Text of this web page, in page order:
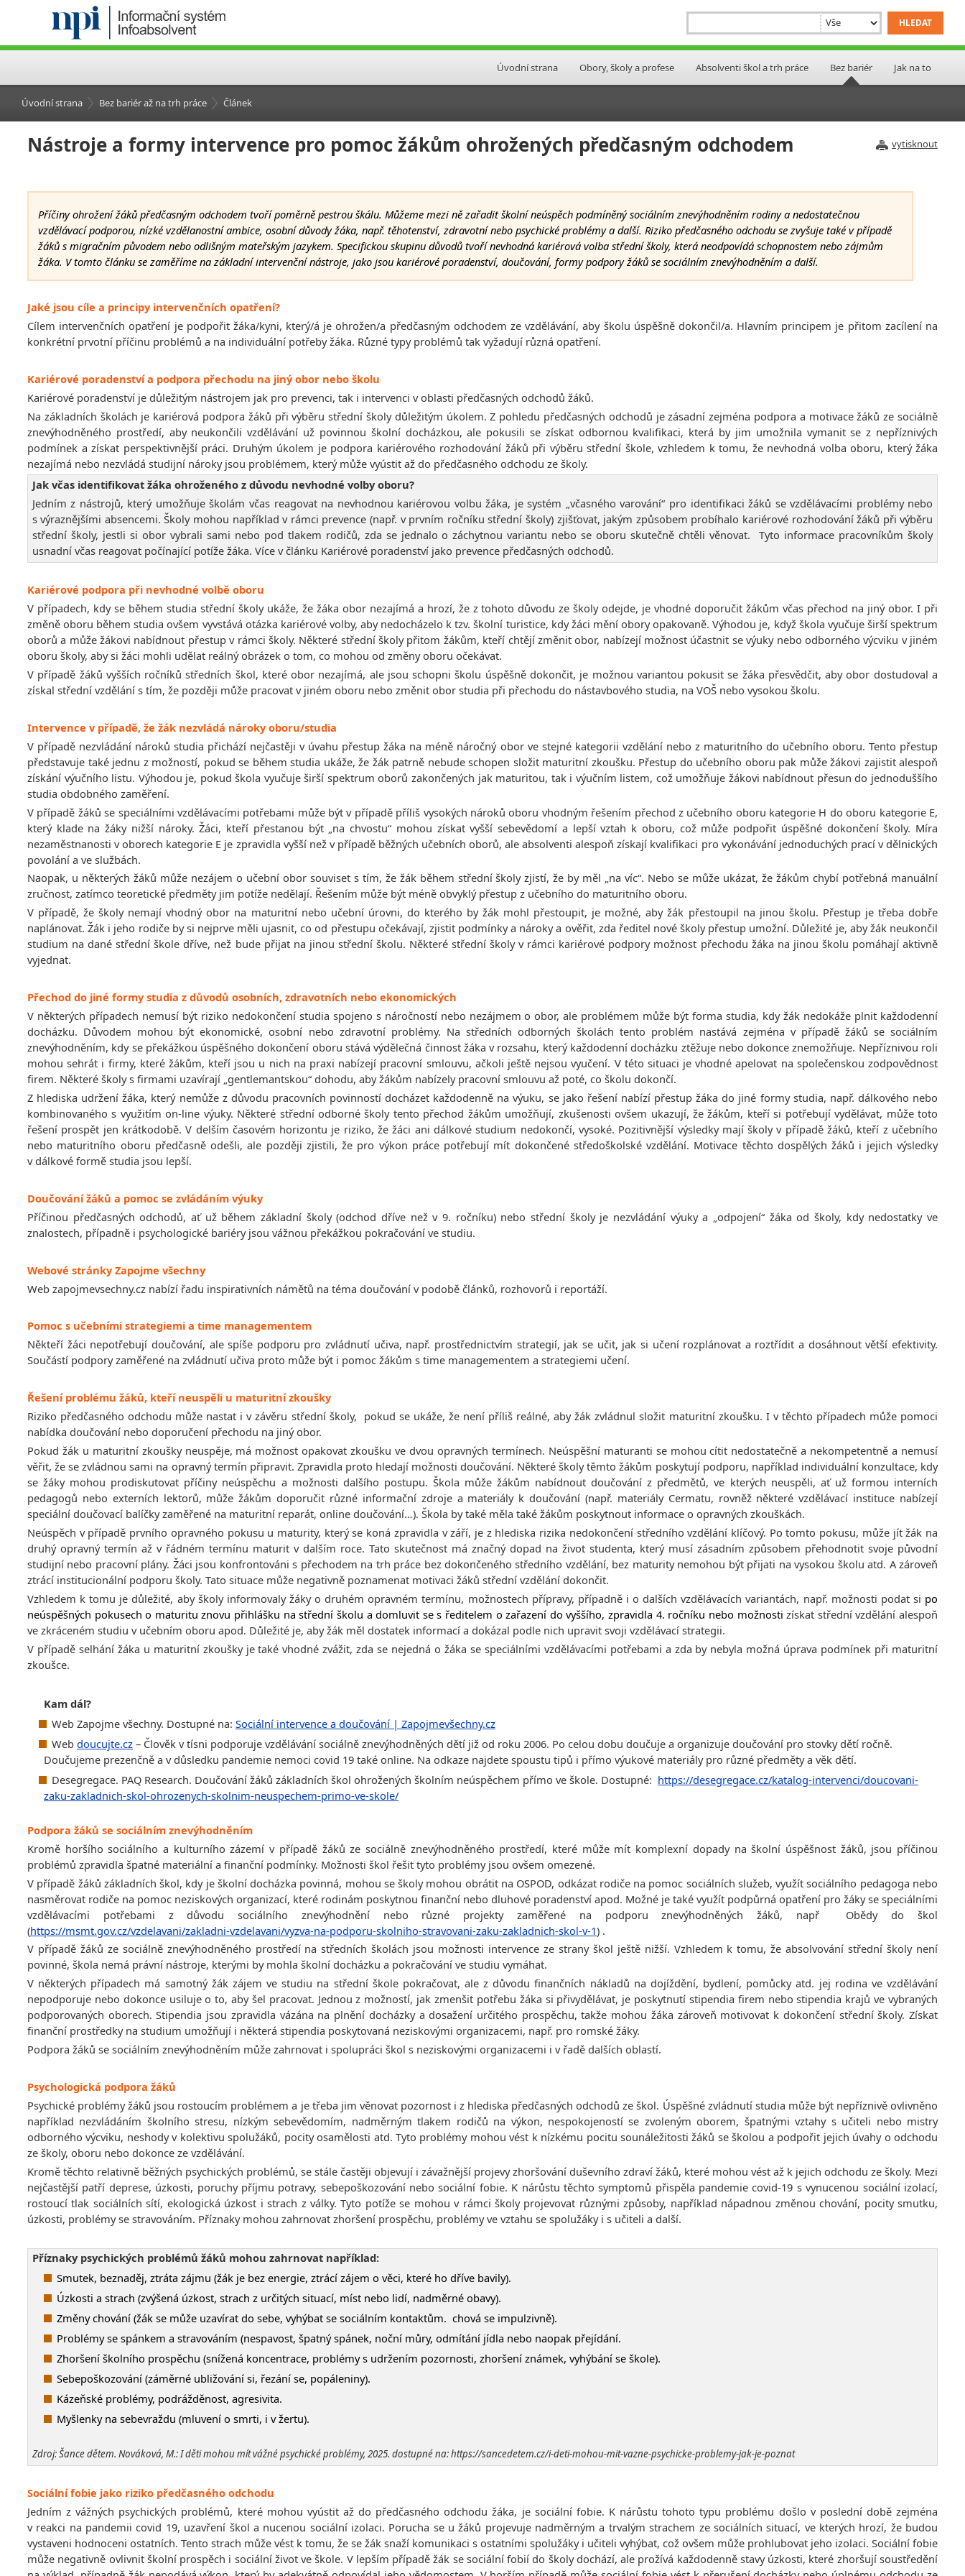
Úvodní strana Obory, školy a profese Absolventi škol a trh práce Bez bariér Jak na to
Úvodní strana Bez bariér až na trh práce Článek
vytisknout
Nástroje a formy intervence pro pomoc žákům ohrožených předčasným odchodem
Příčiny ohrožení žáků předčasným odchodem tvoří poměrně pestrou škálu. Můžeme mezi ně zařadit školní neúspěch podmíněný sociálním znevýhodněním rodiny a nedostatečnou
vzdělávací podporou, nízké vzdělanostní ambice, osobní důvody žáka, např. těhotenství, zdravotní nebo psychické problémy a další. Riziko předčasného odchodu se zvyšuje také v případě
žáků s migračním původem nebo odlišným mateřským jazykem. Specifickou skupinu důvodů tvoří nevhodná kariérová volba střední školy, která neodpovídá schopnostem nebo zájmům
žáka. V tomto článku se zaměříme na základní intervenční nástroje, jako jsou kariérové poradenství, doučování, formy podpory žáků se sociálním znevýhodněním a další.
Jaké jsou cíle a principy intervenčních opatření?
Cílem intervenčních opatření je podpořit žáka/kyni, který/á je ohrožen/a předčasným odchodem ze vzdělávání, aby školu úspěšně dokončil/a. Hlavním principem je přitom zacílení na
konkrétní prvotní příčinu problémů a na individuální potřeby žáka. Různé typy problémů tak vyžadují různá opatření.
Kariérové poradenstvía podpora přechodu na jiný obor nebo školu
Kariérové poradenství je důležitým nástrojem jak pro prevenci, tak i intervenci v oblasti předčasných odchodů žáků.
Na základních školách je kariérová podpora žáků při výběru střední školy důležitým úkolem. Z pohledu předčasných odchodů je zásadní zejména podpora a motivace žáků ze sociálně
znevýhodněného prostředí, aby neukončili vzdělávání už povinnou školní docházkou, ale pokusili se získat odbornou kvalifikaci, která by jim umožnila vymanit se z nepříznivých
podmínek a získat perspektivnější práci. Druhým úkolem je podpora kariérového rozhodování žáků při výběru střední škole, vzhledem k tomu, že nevhodná volba oboru, který žáka
nezajímá nebo nezvládá studijní nároky jsou problémem, který může vyústit až do předčasného odchodu ze školy.
Jak včas identifikovat žáka ohroženého z důvodu nevhodné volby oboru?
Jedním z nástrojů, který umožňuje školám včas reagovat na nevhodnou kariérovou volbu žáka, je systém „včasného varování“ pro identifikaci žáků se vzdělávacími problémy nebo
s výraznějšími absencemi. Školy mohou například v rámci prevence (např. v prvním ročníku střední školy) zjišťovat, jakým způsobem probíhalo kariérové rozhodování žáků při výběru
střední školy, jestli si obor vybrali sami nebo pod tlakem rodičů, zda se jednalo o záchytnou variantu nebo se oboru skutečně chtěli věnovat. Tyto informace pracovníkům školy
usnadní včas reagovat počínající potíže žáka. Více v článku Kariérové poradenství jako prevence předčasných odchodů.
Kariérové podpora při nevhodné volbě oboru
V případech, kdy se během studia střední školy ukáže, že žáka obor nezajímá a hrozí, že z tohoto důvodu ze školy odejde, je vhodné doporučit žákům včas přechod na jiný obor. I při
změně oboru během studia ovšem vyvstává otázka kariérové volby, aby nedocházelo k tzv. školní turistice, kdy žáci mění obory opakovaně. Výhodou je, když škola vyučuje širší spektrum
oborů a může žákovi nabídnout přestup v rámci školy. Některé střední školy přitom žákům, kteří chtějí změnit obor, nabízejí možnost účastnit se výuky nebo odborného výcviku v jiném
oboru školy, aby si žáci mohli udělat reálný obrázek o tom, co mohou od změny oboru očekávat.
V případě žáků vyšších ročníků středních škol, které obor nezajímá, ale jsou schopni školu úspěšně dokončit, je možnou variantou pokusit se žáka přesvědčit, aby obor dostudoval a
získal střední vzdělání s tím, že později může pracovat v jiném oboru nebo změnit obor studia při přechodu do nástavbového studia, na VOŠ nebo vysokou školu.
Intervence v případě, že žák nezvládá nároky oboru/studia
V případě nezvládání nároků studia přichází nejčastěji v úvahu přestup žáka na méně náročný obor ve stejné kategorii vzdělání nebo z maturitního do učebního oboru. Tento přestup
představuje také jednu z možností, pokud se během studia ukáže, že žák patrně nebude schopen složit maturitní zkoušku. Přestup do učebního oboru pak může žákovi zajistit alespoň
získání výučního listu. Výhodou je, pokud škola vyučuje širší spektrum oborů zakončených jak maturitou, tak i výučním listem, což umožňuje žákovi nabídnout přesun do jednoduššího
studia obdobného zaměření.
V případě žáků se speciálními vzdělávacími potřebami může být v případě příliš vysokých nároků oboru vhodným řešením přechod z učebního oboru kategorie H do oboru kategorie E,
který klade na žáky nižší nároky. Žáci, kteří přestanou být „na chvostu“ mohou získat vyšší sebevědomí a lepší vztah k oboru, což může podpořit úspěšné dokončení školy. Míra
nezaměstnanosti v oborech kategorie E je zpravidla vyšší než v případě běžných učebních oborů, ale absolventi alespoň získají kvalifikaci pro vykonávání jednoduchých prací v dělnických
povolání a ve službách.
Naopak, u některých žáků může nezájem o učební obor souviset s tím, že žák během střední školy zjistí, že by měl „na víc“. Nebo se může ukázat, že žákům chybí potřebná manuální
zručnost, zatímco teoretické předměty jim potíže nedělají. Řešením může být méně obvyklý přestup z učebního do maturitního oboru.
V případě, že školy nemají vhodný obor na maturitní nebo učební úrovni, do kterého by žák mohl přestoupit, je možné, aby žák přestoupil na jinou školu. Přestup je třeba dobře
naplánovat. Žák i jeho rodiče by si nejprve měli ujasnit, co od přestupu očekávají, zjistit podmínky a nároky a ověřit, zda ředitel nové školy přestup umožní. Důležité je, aby žák neukončil
studium na dané střední škole dříve, než bude přijat na jinou střední školu. Některé střední školy v rámci kariérové podpory možnost přechodu žáka na jinou školu pomáhají aktivně
vyjednat.
Přechod do jiné formy studia z důvodů osobních, zdravotních nebo ekonomických
V některých případech nemusí být riziko nedokončení studia spojeno s náročností nebo nezájmem o obor, ale problémem může být forma studia, kdy žák nedokáže plnit každodenní
docházku. Důvodem mohou být ekonomické, osobní nebo zdravotní problémy. Na středních odborných školách tento problém nastává zejména v případě žáků se sociálním
znevýhodněním, kdy se překážkou úspěšného dokončení oboru stává výdělečná činnost žáka v rozsahu, který každodenní docházku ztěžuje nebo dokonce znemožňuje. Nepříznivou roli
mohou sehrát i firmy, které žákům, kteří jsou u nich na praxi nabízejí pracovní smlouvu, ačkoli ještě nejsou vyučení. V této situaci je vhodné apelovat na společenskou zodpovědnost
firem. Některé školy s firmami uzavírají „gentlemantskou“ dohodu, aby žákům nabízely pracovní smlouvu až poté, co školu dokončí.
Z hlediska udržení žáka, který nemůže z důvodu pracovních povinností docházet každodenně na výuku, se jako řešení nabízí přestup žáka do jiné formy studia, např. dálkového nebo
kombinovaného s využitím on-line výuky. Některé střední odborné školy tento přechod žákům umožňují, zkušenosti ovšem ukazují, že žákům, kteří si potřebují vydělávat, může toto
řešení prospět jen krátkodobě. V delším časovém horizontu je riziko, že žáci ani dálkové studium nedokončí, vysoké. Pozitivnější výsledky mají školy v případě žáků, kteří z učebního
nebo maturitního oboru předčasně odešli, ale později zjistili, že pro výkon práce potřebují mít dokončené středoškolské vzdělání. Motivace těchto dospělých žáků i jejich výsledky
v dálkové formě studia jsou lepší.
Doučování žáků a pomoc se zvládáním výuky
Příčinou předčasných odchodů, ať už během základní školy (odchod dříve než v 9. ročníku) nebo střední školy je nezvládání výuky a „odpojení“ žáka od školy, kdy nedostatky ve
znalostech, případně i psychologické bariéry jsou vážnou překážkou pokračování ve studiu.
Webové stránky Zapojme všechny
Web zapojmevsechny.cz nabízí řadu inspirativních námětů na téma doučování v podobě článků, rozhovorů i reportáží.
Pomoc s učebními strategiemi a time managementem
Někteří žáci nepotřebují doučování, ale spíše podporu pro zvládnutí učiva, např. prostřednictvím strategií, jak se učit, jak si učení rozplánovat a roztřídit a dosáhnout větší efektivity.
Součástí podpory zaměřené na zvládnutí učiva proto může být i pomoc žákům s time managementem a strategiemi učení.
Řešení problému žáků, kteří neuspěli u maturitní zkoušky
Riziko předčasného odchodu může nastat i v závěru střední školy, pokud se ukáže, že není příliš reálné, aby žák zvládnul složit maturitní zkoušku. I v těchto případech může pomoci
nabídka doučování nebo doporučení přechodu na jiný obor.
Pokud žák u maturitní zkoušky neuspěje, má možnost opakovat zkoušku ve dvou opravných termínech. Neúspěšní maturanti se mohou cítit nedostatečně a nekompetentně a nemusí
věřit, že se zvládnou sami na opravný termín připravit. Zpravidla proto hledají možnosti doučování. Některé školy těmto žákům poskytují podporu, například individuální konzultace, kdy
se žáky mohou prodiskutovat příčiny neúspěchu a možnosti dalšího postupu. Škola může žákům nabídnout doučování z předmětů, ve kterých neuspěli, ať už formou interních
pedagogů nebo externích lektorů, může žákům doporučit různé informační zdroje a materiály k doučování (např. materiály Cermatu, rovněž některé vzdělávací instituce nabízejí
speciální doučovací balíčky zaměřené na maturitní reparát, online doučování…). Škola by také měla také žákům poskytnout informace o opravných zkouškách.
Neúspěch v případě prvního opravného pokusu u maturity, který se koná zpravidla v září, je z hlediska rizika nedokončení středního vzdělání klíčový. Po tomto pokusu, může jít žák na
druhý opravný termín až v řádném termínu maturit v dalším roce. Tato skutečnost má značný dopad na život studenta, který musí zásadním způsobem přehodnotit svoje původní
studijní nebo pracovní plány. Žáci jsou konfrontováni s přechodem na trh práce bez dokončeného středního vzdělání, bez maturity nemohou být přijati na vysokou školu atd. A zároveň
ztrácí institucionální podporu školy. Tato situace může negativně poznamenat motivaci žáků střední vzdělání dokončit.
Vzhledem k tomu je důležité, aby školy informovaly žáky o druhém opravném termínu, možnostech přípravy, případně i o dalších vzdělávacích variantách, např. možnosti podat si po
neúspěšných pokusech o maturitu znovu přihlášku na střední školu a domluvit se s ředitelem o zařazení do vyššího, zpravidla 4. ročníku nebo možnostizískat střední vzdělání alespoň
ve zkráceném studiu v učebním oboru apod. Důležité je, aby žák měl dostatek informací a dokázal podle nich upravit svoji vzdělávací strategii.
V případě selhání žáka u maturitní zkoušky je také vhodné zvážit, zda se nejedná o žáka se speciálními vzdělávacími potřebami a zda by nebyla možná úprava podmínek při maturitní
zkoušce.
Kam dál?
Web Zapojme všechny. Dostupné na: Sociální intervence a doučování | Zapojmevšechny.cz
Web doucujte.cz – Člověk v tísni podporuje vzdělávání sociálně znevýhodněných dětí již od roku 2006. Po celou dobu doučuje a organizuje doučování pro stovky dětí ročně.
Doučujeme prezenčně a v důsledku pandemie nemoci covid 19 také online. Na odkaze najdete spoustu tipů i přímo výukové materiály pro různé předměty a věk dětí.
Desegregace. PAQ Research. Doučování žáků základních škol ohrožených školním neúspěchem přímo ve škole. Dostupné: https://desegregace.cz/katalog-intervenci/doucovani-
zaku-zakladnich-skol-ohrozenych-skolnim-neuspechem-primo-ve-skole/
Podpora žáků se sociálním znevýhodněním
Kromě horšího sociálního a kulturního zázemí v případě žáků ze sociálně znevýhodněného prostředí, které může mít komplexní dopady na školní úspěšnost žáků, jsou příčinou
problémů zpravidla špatné materiální a finanční podmínky. Možnosti škol řešit tyto problémy jsou ovšem omezené.
V případě žáků základních škol, kdy je školní docházka povinná, mohou se školy mohou obrátit na OSPOD, odkázat rodiče na pomoc sociálních služeb, využít sociálního pedagoga nebo
nasměrovat rodiče na pomoc neziskových organizací, které rodinám poskytnou finanční nebo dluhové poradenství apod. Možné je také využít podpůrná opatření pro žáky se speciálními
vzdělávacími potřebami z důvodu sociálního znevýhodnění nebo různé projekty zaměřené na podporu znevýhodněných žáků, např Obědy do škol
(https://msmt.gov.cz/vzdelavani/zakladni-vzdelavani/vyzva-na-podporu-skolniho-stravovani-zaku-zakladnich-skol-v-1) .
V případě žáků ze sociálně znevýhodněného prostředí na středních školách jsou možnosti intervence ze strany škol ještě nižší. Vzhledem k tomu, že absolvování střední školy není
povinné, škola nemá právní nástroje, kterými by mohla školní docházku a pokračování ve studiu vymáhat.
V některých případech má samotný žák zájem ve studiu na střední škole pokračovat, ale z důvodu finančních nákladů na dojíždění, bydlení, pomůcky atd. jej rodina ve vzdělávání
nepodporuje nebo dokonce usiluje o to, aby šel pracovat. Jednou z možností, jak zmenšit potřebu žáka si přivydělávat, je poskytnutí stipendia firem nebo stipendia krajů ve vybraných
podporovaných oborech. Stipendia jsou zpravidla vázána na plnění docházky a dosažení určitého prospěchu, takže mohou žáka zároveň motivovat k dokončení střední školy. Získat
finanční prostředky na studium umožňují i některá stipendia poskytovaná neziskovými organizacemi, např. pro romské žáky.
Podpora žáků se sociálním znevýhodněním může zahrnovat i spolupráci škol s neziskovými organizacemi i v řadě dalších oblastí.
Psychologická podpora žáků
Psychické problémy žáků jsou rostoucím problémem a je třeba jim věnovat pozornost i z hlediska předčasných odchodů ze škol. Úspěšné zvládnutí studia může být nepříznivě ovlivněno
například nezvládáním školního stresu, nízkým sebevědomím, nadměrným tlakem rodičů na výkon, nespokojeností se zvoleným oborem, špatnými vztahy s učiteli nebo mistry
odborného výcviku, neshody v kolektivu spolužáků, pocity osamělosti atd. Tyto problémy mohou vést k nízkému pocitu sounáležitosti žáků se školou a podpořit jejich úvahy o odchodu
ze školy, oboru nebo dokonce ze vzdělávání.
Kromě těchto relativně běžných psychických problémů, se stále častěji objevují i závažnější projevy zhoršování duševního zdraví žáků, které mohou vést až k jejich odchodu ze školy. Mezi
nejčastější patří deprese, úzkosti, poruchy příjmu potravy, sebepoškozování nebo sociální fobie. K nárůstu těchto symptomů přispěla pandemie covid-19 s vynucenou sociální izolací,
rostoucí tlak sociálních sítí, ekologická úzkost i strach z války. Tyto potíže se mohou v rámci školy projevovat různými způsoby, například nápadnou změnou chování, pocity smutku,
úzkosti, problémy se stravováním. Příznaky mohou zahrnovat zhoršení prospěchu, problémy ve vztahu se spolužáky i s učiteli a další.
Příznaky psychických problémů žáků mohou zahrnovat například:
Smutek, beznaděj, ztráta zájmu (žák je bez energie, ztrácí zájem o věci, které ho dříve bavily).
Úzkosti a strach (zvýšená úzkost, strach z určitých situací, míst nebo lidí, nadměrné obavy).
Změny chování (žák se může uzavírat do sebe, vyhýbat se sociálním kontaktům. chová se impulzivně).
Problémy se spánkem a stravováním (nespavost, špatný spánek, noční můry, odmítání jídla nebo naopak přejídání.
Zhoršení školního prospěchu (snížená koncentrace, problémy s udržením pozornosti, zhoršení známek, vyhýbání se škole).
Sebepoškozování (záměrné ubližování si, řezání se, popáleniny).
Kázeňské problémy, podrážděnost, agresivita.
Myšlenky na sebevraždu (mluvení o smrti, i v žertu).
Zdroj: Šance dětem. Nováková, M.: I děti mohou mít vážné psychické problémy, 2025. dostupné na: https://sancedetem.cz/i-deti-mohou-mit-vazne-psychicke-problemy-jak-je-poznat
Sociální fobie jako riziko předčasného odchodu
Jedním z vážných psychických problémů, které mohou vyústit až do předčasného odchodu žáka, je sociální fobie. K nárůstu tohoto typu problému došlo v poslední době zejména
v reakci na pandemii covid 19, uzavření škol a nucenou sociální izolaci. Porucha se u žáků projevuje nadměrným a trvalým strachem ze sociálních situací, ve kterých hrozí, že budou
vystaveni hodnoceni ostatních. Tento strach může vést k tomu, že se žák snaží komunikaci s ostatními spolužáky i učiteli vyhýbat, což ovšem může prohlubovat jeho izolaci. Sociální fobie
může negativně ovlivnit školní prospěch i sociální život ve škole. V lepším případě žák se sociální fobií do školy dochází, ale prožívá každodenně stavy úzkosti, které zhoršují soustředění